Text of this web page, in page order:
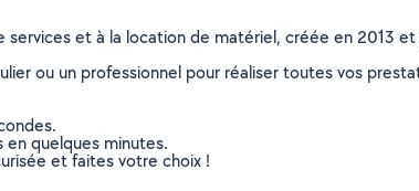
et à la location de matériel, créée en 2013
ou un professionnel pour réaliser toutes vos
en quelques minutes.
et faites votre choix !